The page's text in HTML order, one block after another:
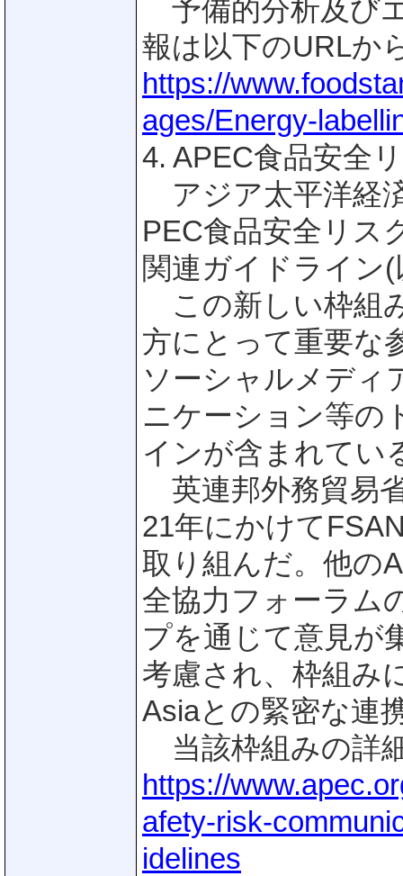
予備的分析及び
報は以下のURLか
https://
ages/Energy-
4. APEC食品安全
アジア太平洋経
PEC食品安全リス
関連ガイドライン
この新しい枠組
方にとって重要な
ソーシャルメディ
ニケーション等の
インが含まれてい
英連邦外務貿易
21年にかけて
取り組んだ。他の
全協力フォーラム
プを通じて意見が
考慮され、枠組み
Asiaとの緊密な連
当該枠組みの詳
https://
afety-risk-
idelines